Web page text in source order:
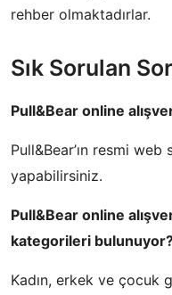
rehber olmaktadırlar.
Sık Sorulan
Pull&Bear online
Pull&Bear’ın resmi
yapabilirsiniz.
Pull&Bear online
kategorileri
Kadın, erkek ve çocuk